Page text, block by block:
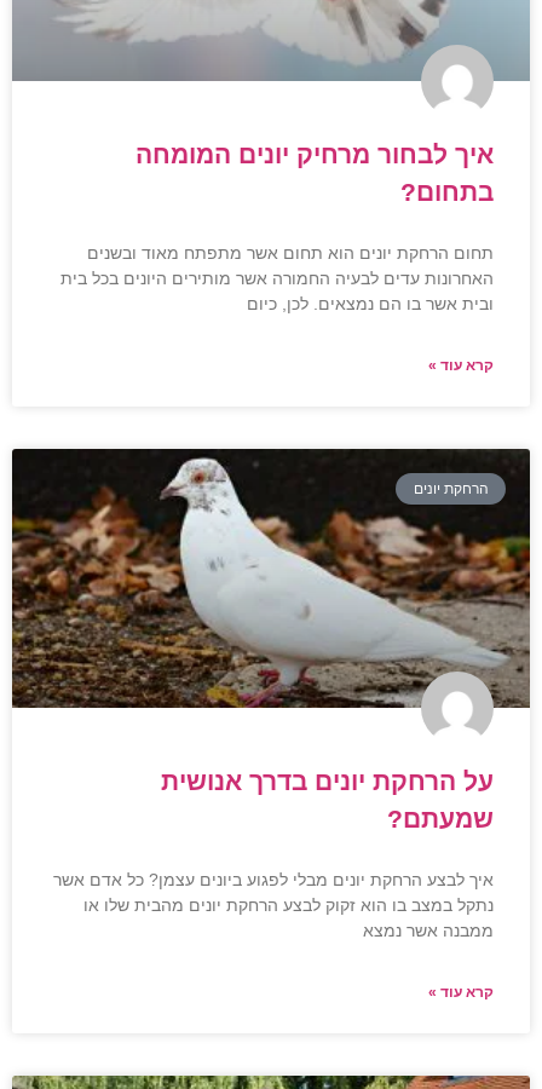
איך לבחור מרחיק יונים המומחה
בתחום?
תחום הרחקת יונים הוא תחום אשר מתפתח מאוד ובשנים
האחרונות עדים לבעיה החמורה אשר מותירים היונים בכל בית
ובית אשר בו הם נמצאים. לכן, כיום
קרא עוד »
הרחקת יונים
על הרחקת יונים בדרך אנושית
שמעתם?
איך לבצע הרחקת יונים מבלי לפגוע ביונים עצמן? כל אדם אשר
נתקל במצב בו הוא זקוק לבצע הרחקת יונים מהבית שלו או
ממבנה אשר נמצא
קרא עוד »